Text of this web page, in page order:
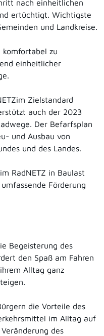
nach einheitlichen
ertüchtigt. Wichtigste
und Landkreise.
komfortabel zu
einheitlicher
Zielstandard
auch der 2023
Der Befarfsplan
und Ausbau von
und des Landes.
RadNETZ in Baulast
Förderung
Begeisterung des
den Spaß am Fahren
Alltag ganz
die Vorteile des
im Alltag auf
des